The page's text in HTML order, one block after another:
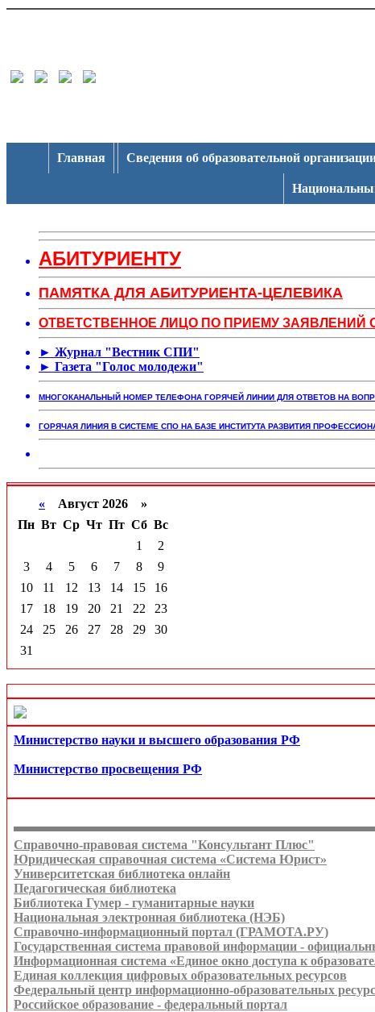
Главная Сведения об образовательной
АБИТУРИЕНТУ
ПАМЯТКА ДЛЯ АБИТУРИЕНТА-ЦЕЛЕВИКА
ОТВЕТСТВЕННОЕ ЛИЦО ПО ПРИЕМУ ЗАЯВЛЕНИЙ
► Журнал "Вестник СПИ"
► Газета "Голос молодежи"
МНОГОКАНАЛЬНЫЙ НОМЕР ТЕЛЕФОНА ГОРЯЧЕЙ ЛИНИИ ДЛЯ ОТВЕТОВ НА
ГОРЯЧАЯ ЛИНИЯ В СИСТЕМЕ СПО НА БАЗЕ ИНСТИТУТА РАЗВИТИЯ
« Август 2026 »
Пн Вт Ср Чт Пт Сб Вс
1
2
3
4 5 6 7 8
9
10
11 12 13 14 15
16
17
18 19 20 21 22
23
24
25 26 27 28 29
30
31
Министерство науки и высшего образования РФ
Министерство просвещения РФ
Справочно-правовая система "Консультант Плюс"
Юридическая справочная система «Система Юрист»
Университетская библиотека онлайн
Педагогическая библиотека
Библиотека Гумер - гуманитарные науки
Национальная электронная библиотека (НЭБ)
Справочно-информационный портал (ГРАМОТА.РУ)
Государственная система правовой информации -
Информационная система «Единое окно доступа к
Единая коллекция цифровых образовательных ресурсов
Федеральный центр информационно-образовательных
Российское образование - федеральный портал